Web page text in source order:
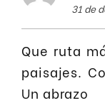
31 de
Que ruta
paisajes.
Un abrazo